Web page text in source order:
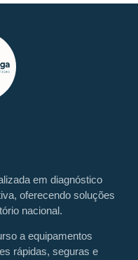
em diagnóstico
oferecendo soluções
nacional.
a equipamentos
rápidas, seguras e